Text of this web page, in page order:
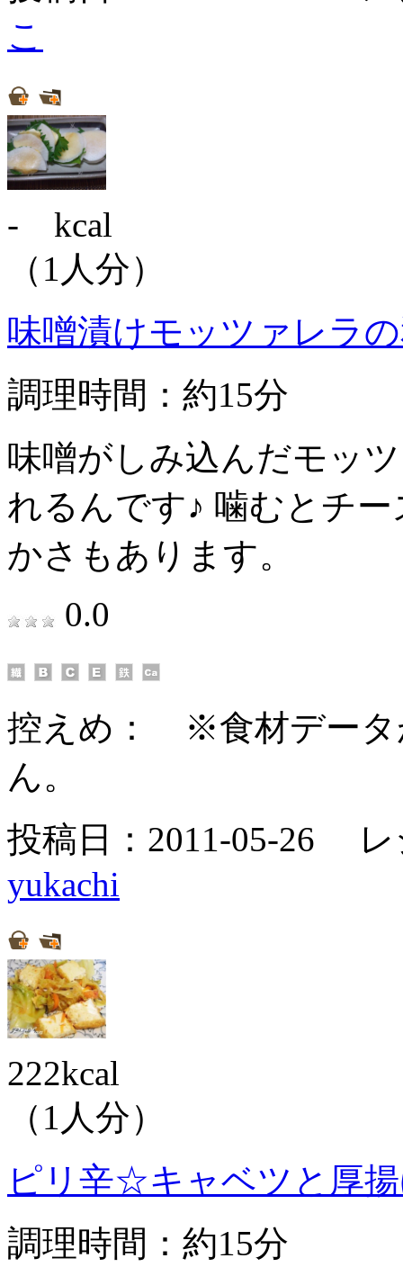
こ
- kcal
（1人分）
味噌漬けモッツァレラ
調理時間：約15分
味噌がしみ込んだモッ
れるんです♪ 噛むとチ
かさもあります。
0.0
控えめ：
※食材データ
ん。
投稿日：2011-05-26
yukachi
222kcal
（1人分）
ピリ辛☆キャベツと厚
調理時間：約15分